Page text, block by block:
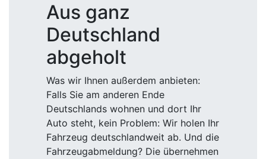
Aus ganz
Deutschland
abgeholt
Was wir Ihnen außerdem anbieten:
Falls Sie am anderen Ende
Deutschlands wohnen und dort Ihr
Auto steht, kein Problem: Wir holen Ihr
Fahrzeug deutschlandweit ab. Und die
Fahrzeugabmeldung? Die übernehmen